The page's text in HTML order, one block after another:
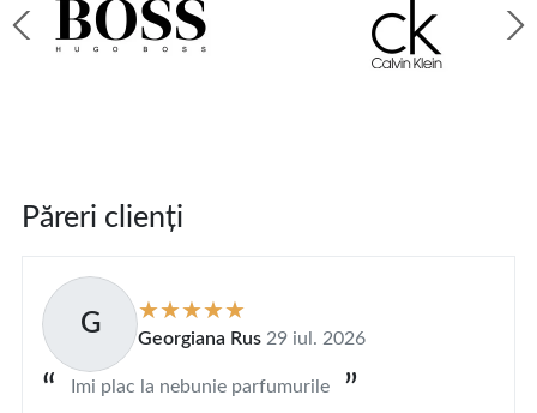
Păreri clienți
G Georgiana Rus 29 iul. 2026
Imi plac la nebunie parfumurile